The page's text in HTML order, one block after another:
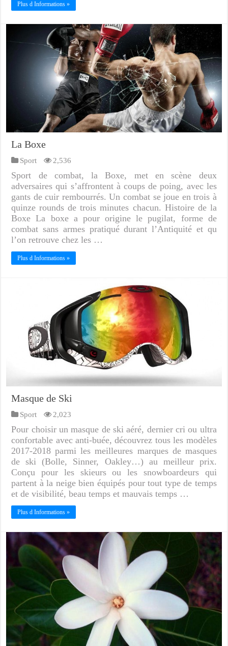
Plus d Informations »
La Boxe
Sport 2,536
Sport de combat, la Boxe, met en scène deux
adversaires qui s’affrontent à coups de poing, avec les
gants de cuir rembourrés. Un combat se joue en trois à
quinze rounds de trois minutes chacun. Histoire de la
Boxe La boxe a pour origine le pugilat, forme de
combat sans armes pratiqué durant l’Antiquité et qu
l’on retrouve chez les …
Plus d Informations »
Masque de Ski
Sport 2,023
Pour choisir un masque de ski aéré, dernier cri ou ultra
confortable avec anti-buée, découvrez tous les modèles
2017-2018 parmi les meilleures marques de masques
de ski (Bolle, Sinner, Oakley…) au meilleur prix.
Conçu pour les skieurs ou les snowboardeurs qui
partent à la neige bien équipés pour tout type de temps
et de visibilité, beau temps et mauvais temps …
Plus d Informations »